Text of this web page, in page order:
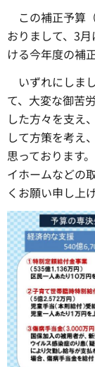
この補正予算
おりまして、3
ける今年度の補
いずれにしま
て、大変な御苦
した方々を支え
して方策を考え
思っております
イホームなどの
くお願い申し上げ